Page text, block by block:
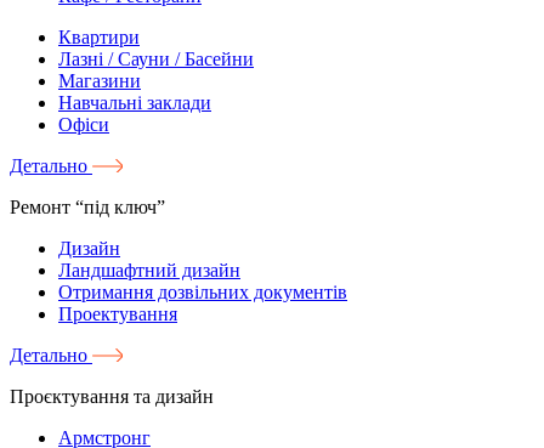
Квартири
Лазні / Сауни / Басейни
Магазини
Навчальні заклади
Офіси
Детально
Ремонт “під ключ”
Дизайн
Ландшафтний дизайн
Отримання дозвільних документів
Проектування
Детально
Проєктування та дизайн
Армстронг